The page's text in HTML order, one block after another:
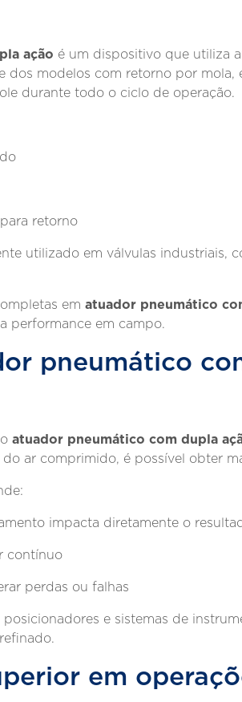
ação é um dispositivo que utiliza
dos modelos com retorno por
durante todo o ciclo de operação.
retorno
utilizado em válvulas industriais,
ematuador pneumático
performance em campo.
pneumático
atuador pneumático com dupla
ar comprimido, é possível obter
impacta diretamente o
contínuo
perdas ou falhas
e sistemas de
em